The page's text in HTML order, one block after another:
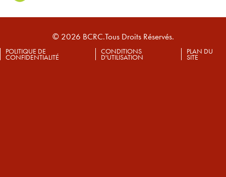
© 2026 BCRC.Tous Droits Réservés.
POLITIQUE DE
CONFIDENTIALITÉ
CONDITIONS
D'UTILISATION
PLAN DU
SITE